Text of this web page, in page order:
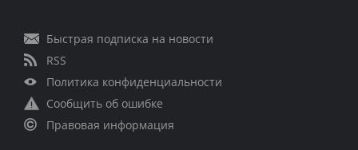
Быстрая подписка на новости
RSS
Политика конфиденциальности
Сообщить об ошибке
Правовая информация